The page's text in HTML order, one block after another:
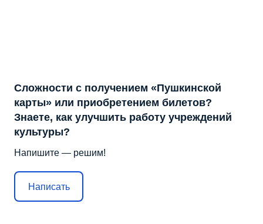
Сложности с получением «Пушкинской
карты» или приобретением билетов?
Знаете, как улучшить работу учреждений
культуры?
Напишите — решим!
Написать